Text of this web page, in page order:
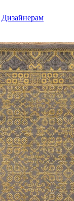
Дизайнерам